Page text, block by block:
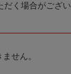
だく場合がござい
せん。